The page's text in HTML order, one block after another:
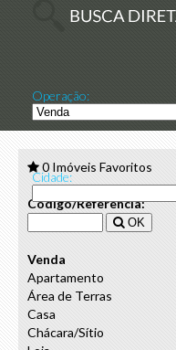
Operação:
Cidade:
0 Imóveis Favoritos
Código/Referência:
OK
Venda
Apartamento
Área de Terras
Casa
Chácara/Sítio